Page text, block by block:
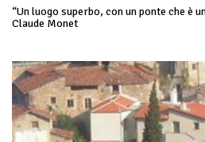
“Un luogo superbo, con un ponte che è
Claude Monet